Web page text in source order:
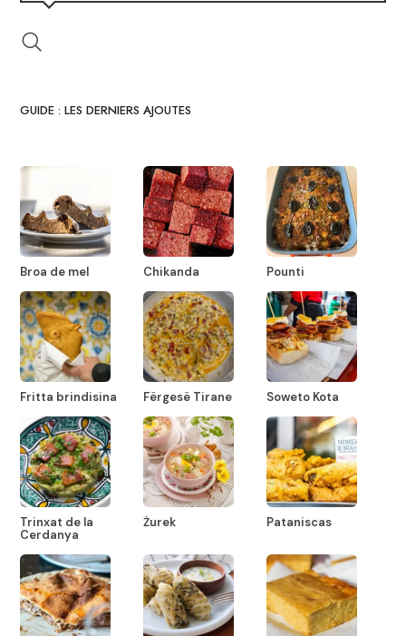
GUIDE : LES DERNIERS AJOUTES
Broa de mel Chikanda Pounti
Fritta brindisina Fërgesë Tirane Soweto Kota
Trinxat de la
Cerdanya
Żurek Pataniscas